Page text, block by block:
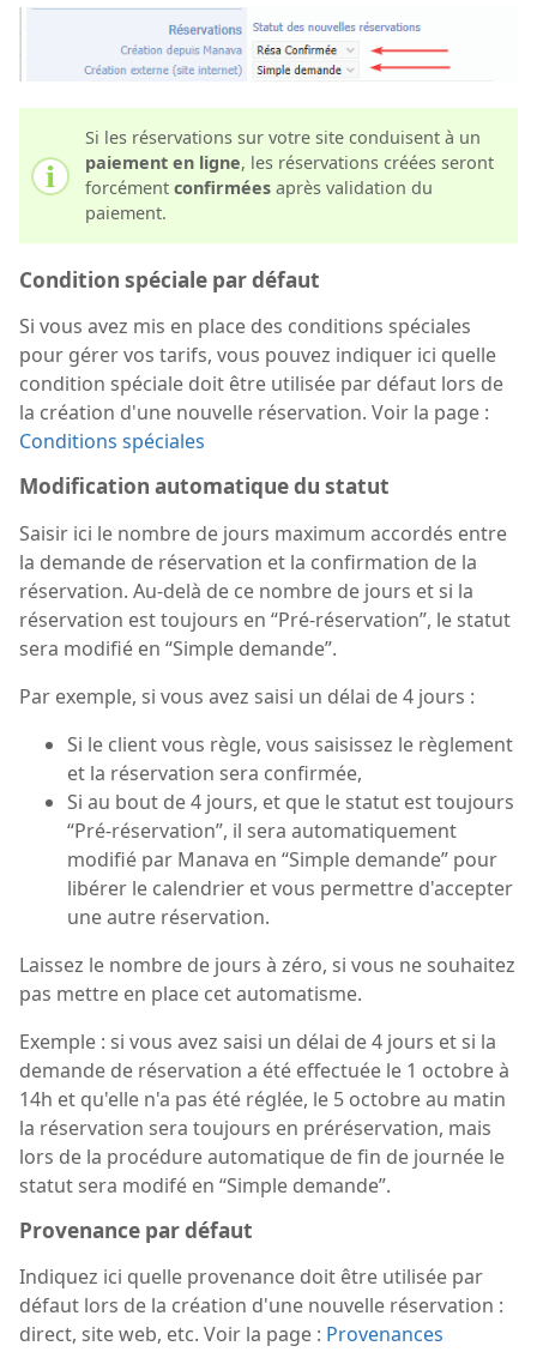
Si les réservations sur votre site conduisent à un
paiement en ligne, les réservations créées seront
forcément confirmées après validation du
paiement.
Condition spéciale par défaut
Si vous avez mis en place des conditions spéciales
pour gérer vos tarifs, vous pouvez indiquer ici quelle
condition spéciale doit être utilisée par défaut lors de
la création d'une nouvelle réservation. Voir la page :
Conditions spéciales
Modification automatique du statut
Saisir ici le nombre de jours maximum accordés entre
la demande de réservation et la confirmation de la
réservation. Au-delà de ce nombre de jours et si la
réservation est toujours en “Pré-réservation”, le statut
sera modifié en “Simple demande”.
Par exemple, si vous avez saisi un délai de 4 jours :
Si le client vous règle, vous saisissez le règlement
et la réservation sera confirmée,
Si au bout de 4 jours, et que le statut est toujours
“Pré-réservation”, il sera automatiquement
modifié par Manava en “Simple demande” pour
libérer le calendrier et vous permettre d'accepter
une autre réservation.
Laissez le nombre de jours à zéro, si vous ne souhaitez
pas mettre en place cet automatisme.
Exemple : si vous avez saisi un délai de 4 jours et si la
demande de réservation a été effectuée le 1 octobre à
14h et qu'elle n'a pas été réglée, le 5 octobre au matin
la réservation sera toujours en préréservation, mais
lors de la procédure automatique de fin de journée le
statut sera modifé en “Simple demande”.
Provenance par défaut
Indiquez ici quelle provenance doit être utilisée par
défaut lors de la création d'une nouvelle réservation :
direct, site web, etc. Voir la page : Provenances